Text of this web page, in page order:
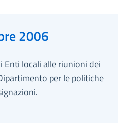
2006
Enti locali alle riunioni dei
per le politiche